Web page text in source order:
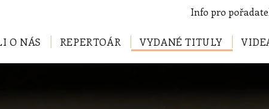
Info pro
O NÁS REPERTOÁR VYDANÉ TITULY